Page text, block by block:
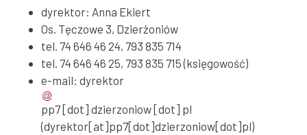
dyrektor: Anna Ekiert
Os. Tęczowe 3, Dzierżoniów
tel. 74 646 46 24, 793 835 714
tel. 74 646 46 25, 793 835 715 (księgowość)
e-mail: dyrektor
pp7 [dot] dzierzoniow [dot] pl
(dyrektor[at]pp7[dot]dzierzoniow[dot]pl)